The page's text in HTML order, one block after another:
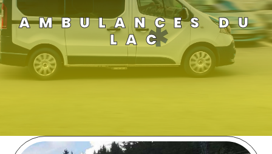
AMBULANCES DU
LAC